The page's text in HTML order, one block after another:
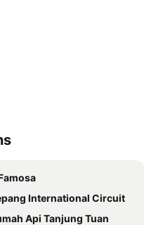
International Circuit
Api Tanjung Tuan